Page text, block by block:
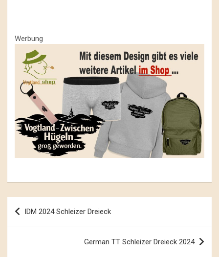
Werbung
Beitrags-
Navigation
IDM 2024 Schleizer Dreieck
German TT Schleizer Dreieck 2024